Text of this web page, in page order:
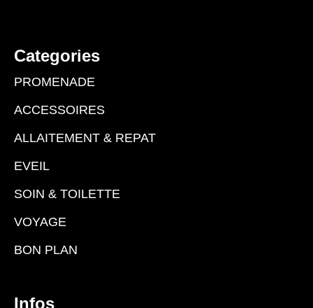
Categories
PROMENADE
ACCESSOIRES
ALLAITEMENT & REPAT
EVEIL
SOIN & TOILETTE
VOYAGE
BON PLAN
Infos